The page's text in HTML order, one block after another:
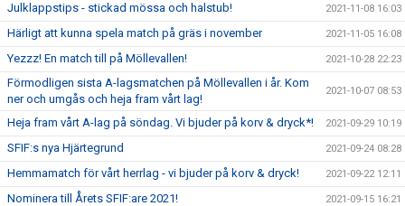
Julklappstips - stickad mössa och halstub! 2021-11-08 16:03
Härligt att kunna spela match på gräs i november 2021-11-05 16:08
Yezzz! En match till på Möllevallen! 2021-10-28 22:23
Förmodligen sista A-lagsmatchen på Möllevallen i år. Kom
ner och umgås och heja fram vårt lag!
2021-10-07 08:53
Heja fram vårt A-lag på söndag. Vi bjuder på korv & dryck*! 2021-09-29 10:19
SFIF:s nya Hjärtegrund 2021-09-24 08:28
Hemmamatch för vårt herrlag - vi bjuder på korv & dryck! 2021-09-22 12:11
Nominera till Årets SFIF:are 2021! 2021-09-15 16:21